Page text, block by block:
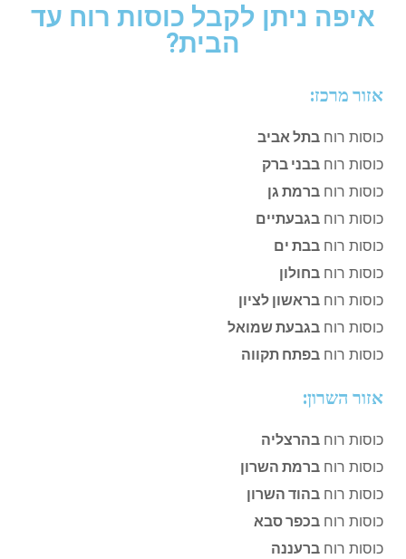
איפה ניתן לקבל כוסות רוח עד
הבית?
אזור מרכז:
כוסות רוח בתל אביב
כוסות רוח בבני ברק
כוסות רוח ברמת גן
כוסות רוח בגבעתיים
כוסות רוח בבת ים
כוסות רוח בחולון
כוסות רוח בראשון לציון
כוסות רוח בגבעת שמואל
כוסות רוח בפתח תקווה
אזור השרון:
כוסות רוח בהרצליה
כוסות רוח ברמת השרון
כוסות רוח בהוד השרון
כוסות רוח בכפר סבא
כוסות רוח ברעננה